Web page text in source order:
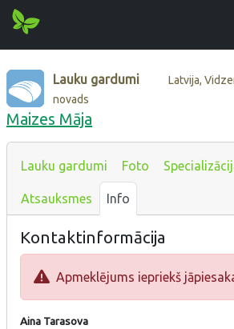
Lauku gardumi
Latvija,
novads
Maizes Māja
Lauku gardumi Foto
Atsauksmes Info
Kontaktinformācija
Apmeklējums iepriekš
Aina Tarasova